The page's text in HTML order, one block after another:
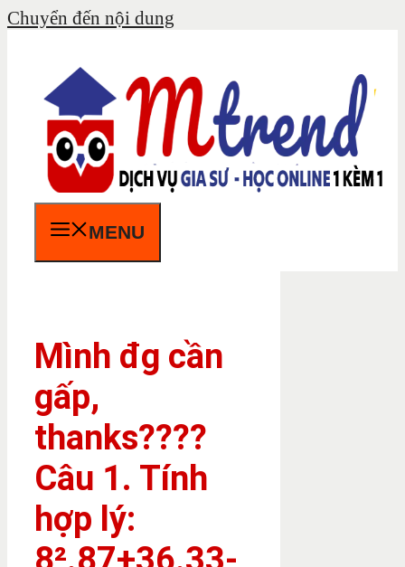
Chuyển đến nội dung
MENU
Mình đg cần
gấp,
thanks????
Câu 1. Tính
hợp lý: